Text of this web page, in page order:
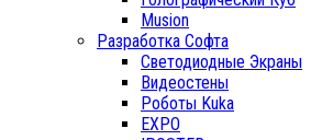
Musion
Разработка Софта
Светодиодные Экраны
Видеостены
Роботы Kuka
EXPO